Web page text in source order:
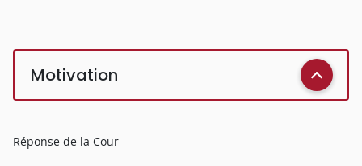
Motivation
Réponse de la Cour